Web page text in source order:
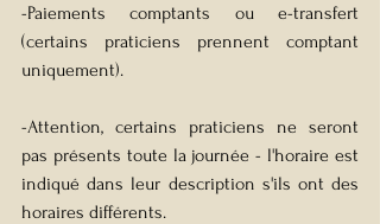
-Paiements comptants ou e-transfert
(certains praticiens prennent comptant
uniquement).
-Attention, certains praticiens ne seront
pas présents toute la journée - l'horaire est
indiqué dans leur description s'ils ont des
horaires différents.